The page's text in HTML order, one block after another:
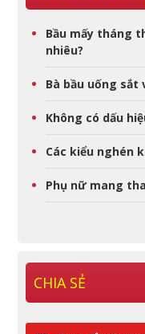
Bầu mấy tháng
nhiêu?
Bà bầu uống
Không có dấu
Các kiểu nghén
Phụ nữ mang
CHIA SẺ